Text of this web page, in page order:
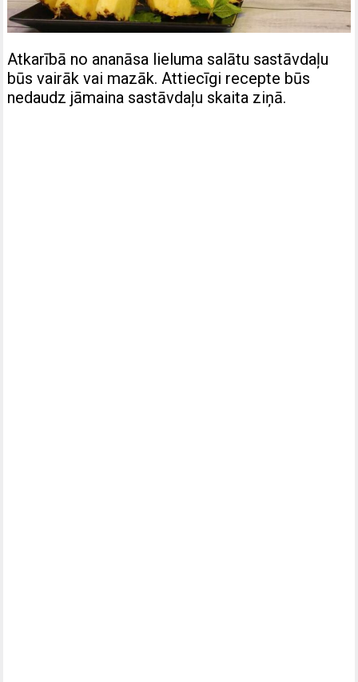
Atkarībā no ananāsa lieluma salātu sastāvdaļu
būs vairāk vai mazāk. Attiecīgi recepte būs
nedaudz jāmaina sastāvdaļu skaita ziņā.